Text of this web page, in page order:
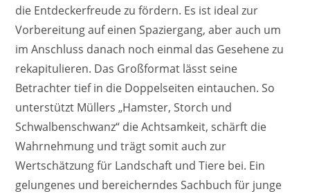
die Entdeckerfreude zu fördern. Es ist ideal zur
Vorbereitung auf einen Spaziergang, aber auch um
im Anschluss danach noch einmal das Gesehene zu
rekapitulieren. Das Großformat lässt seine
Betrachter tief in die Doppelseiten eintauchen. So
unterstützt Müllers „Hamster, Storch und
Schwalbenschwanz“ die Achtsamkeit, schärft die
Wahrnehmung und trägt somit auch zur
Wertschätzung für Landschaft und Tiere bei. Ein
gelungenes und bereicherndes Sachbuch für junge